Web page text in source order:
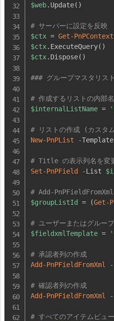
$web. Update( )
# サーバーに設定を反映
$ctx = Get-PnPContext
$ctx. ExecuteQuery( )
$ctx. Dispose( )
### グループマスタリス
# 作成するリストの内部名
$internalListName =
# リストの作成 (カスタ
New-PnPList
-
# Title の表示列名を変
Set-PnPField
-List
# Add-
$groupListId
= (Get-
# ユーザーまたはグルー
$fieldxmlTemplate =
# 承認者列の作成
Add-PnPFieldFromXml
-
# 確認者列の作成
Add-PnPFieldFromXml
-
# すべてのアイテムビュ